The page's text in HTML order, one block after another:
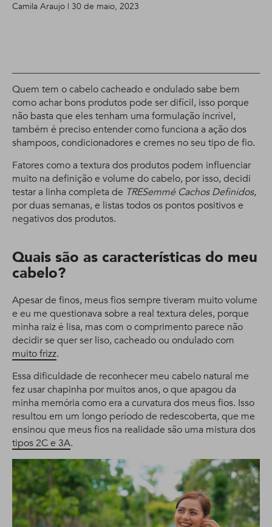
Camila Araujo | 30 de maio, 2023
Quem tem o cabelo cacheado e ondulado sabe bem
como achar bons produtos pode ser difícil, isso porque
não basta que eles tenham uma formulação incrível,
também é preciso entender como funciona a ação dos
shampoos, condicionadores e cremes no seu tipo de fio.
Fatores como a textura dos produtos podem influenciar
muito na definição e volume do cabelo, por isso, decidi
testar a linha completa de TRESemmé Cachos Definidos,
por duas semanas, e listas todos os pontos positivos e
negativos dos produtos.
Quais são as características do meu
cabelo?
Apesar de finos, meus fios sempre tiveram muito volume
e eu me questionava sobre a real textura deles, porque
minha raiz é lisa, mas com o comprimento parece não
decidir se quer ser liso, cacheado ou ondulado com
muito frizz.
Essa dificuldade de reconhecer meu cabelo natural me
fez usar chapinha por muitos anos, o que apagou da
minha memória como era a curvatura dos meus fios. Isso
resultou em um longo período de redescoberta, que me
ensinou que meus fios na realidade são uma mistura dos
tipos 2C e 3A.